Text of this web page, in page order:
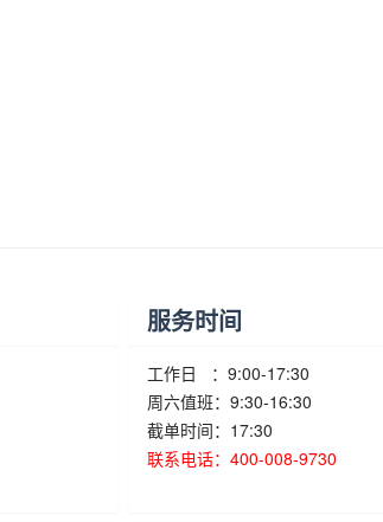
服务时间
工作日 ：9:00-17:30
周六值班：9:30-16:30
截单时间：17:30
联系电话：400-008-9730